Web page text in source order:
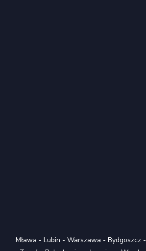
Mława - Lubin - Warszawa - Bydgoszcz-